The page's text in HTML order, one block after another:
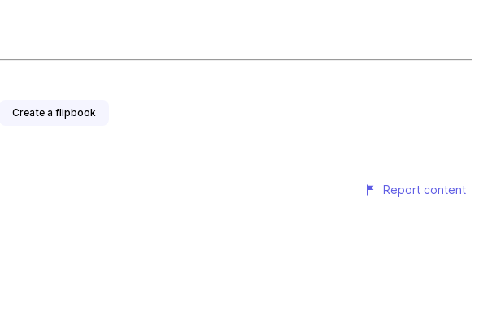
Create a flipbook
Report content